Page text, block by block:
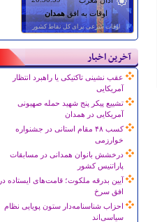
آخرین اخبار
عقب نشینی تاکتیکی یا راهبرد انتظار
آمریکایی
تشییع پیکر پنج شهید حمله صهیونی
آمریکایی در همدان
کسب ۴۸ مقام استانی در جشنواره
خوارزمی
درخشش بانوان همدانی در مسابقات
پاراتنیس کشور
آیین بدرقه ملکوت؛ قامت‌های ایستاده در
افق سرخ
احزاب شناسنامه‌دار ستون پویایی نظام
سیاسی‌اند